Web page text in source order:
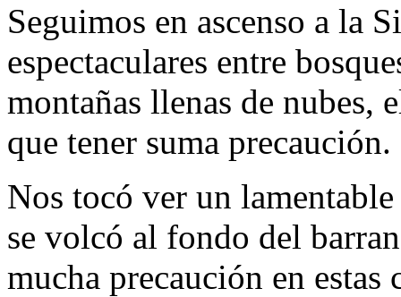
Seguimos en ascenso a la
espectaculares entre
montañas llenas de nubes,
que tener suma precaución.
Nos tocó ver un
se volcó al fondo del
mucha precaución en estas